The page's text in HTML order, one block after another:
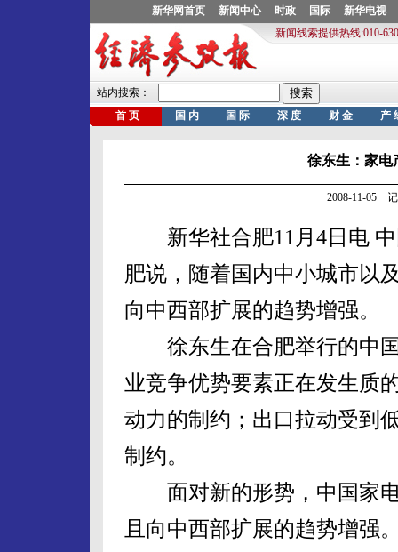
徐东生：家电
2008-11-05
新华社合肥11月4日电 中
肥说，随着国内中小城市以
向中西部扩展的趋势增强。
徐东生在合肥举行的中国
业竞争优势要素正在发生质
动力的制约；出口拉动受到
制约。
面对新的形势，中国家电
且向中西部扩展的趋势增强